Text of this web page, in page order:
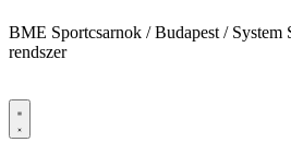
BME Sportcsarnok / Budapest / System
rendszer